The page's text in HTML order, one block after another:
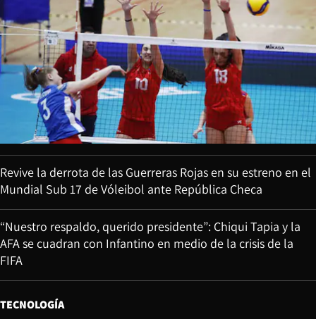
Revive la derrota de las Guerreras Rojas en su estreno en el
Mundial Sub 17 de Vóleibol ante República Checa
“Nuestro respaldo, querido presidente”: Chiqui Tapia y la
AFA se cuadran con Infantino en medio de la crisis de la
FIFA
TECNOLOGÍA